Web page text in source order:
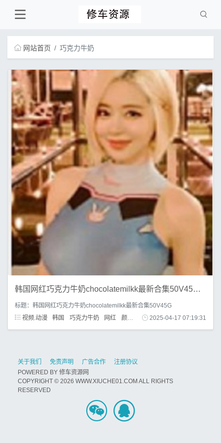
网站首页 巧克力牛奶
韩国网红巧克力牛奶chocolatemilkk最新合集50V45G，颜值超高，值得学习
标题：韩国网红巧克力牛奶chocolatemilkk最新合集50V45G
视频.动漫
韩国 巧克力牛奶 网红 颜值 资源 2025-04-17 07:19:31
关于我们 免责声明 广告合作
注册协议
POWERED BY 修车资源网
COPYRIGHT © 2026 WWW.XIUCHE01.COM ALL RIGHTS
RESERVED